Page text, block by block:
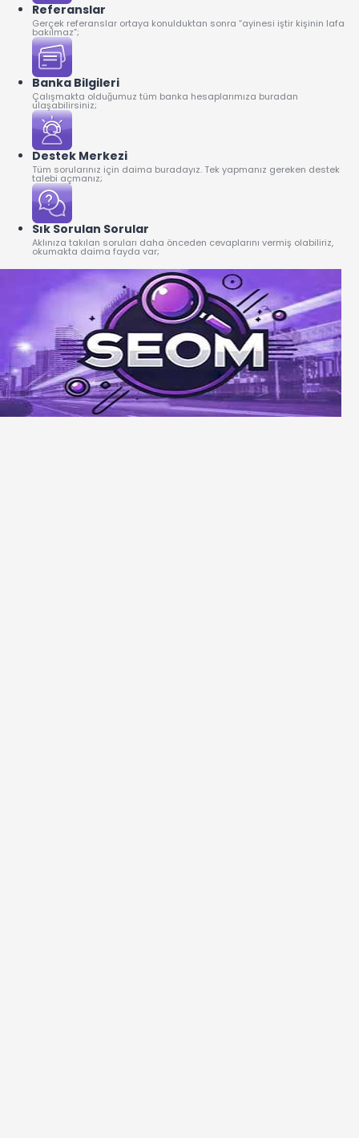
Referanslar
Gerçek referanslar ortaya konulduktan sonra “ayinesi iştir kişinin lafa
bakılmaz”;
Banka Bilgileri
Çalışmakta olduğumuz tüm banka hesaplarımıza buradan
ulaşabilirsiniz;
Destek Merkezi
Tüm sorularınız için daima buradayız. Tek yapmanız gereken destek
talebi açmanız;
Sık Sorulan Sorular
Aklınıza takılan soruları daha önceden cevaplarını vermiş olabiliriz,
okumakta daima fayda var;